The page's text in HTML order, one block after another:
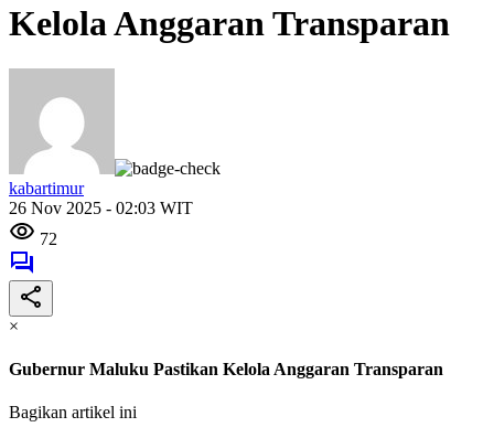
Kelola Anggaran Transparan
kabartimur
26 Nov 2025 - 02:03 WIT
72
×
Gubernur Maluku Pastikan Kelola Anggaran Transparan
Bagikan artikel ini